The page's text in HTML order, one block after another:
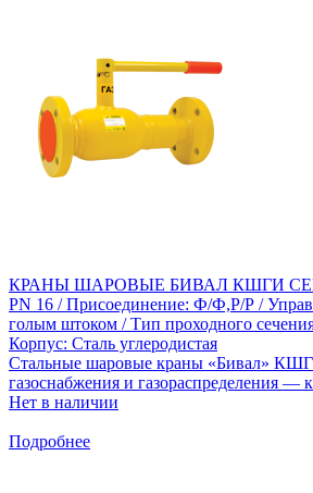
КРАНЫ ШАРОВЫЕ БИВАЛ КШГИ
PN 16 / Присоединение: Ф/Ф,Р/Р /
голым штоком / Тип проходного
Корпус: Сталь углеродистая
Стальные шаровые краны «Бивал»
газоснабжения и газораспределения —
Нет в наличии
Подробнее